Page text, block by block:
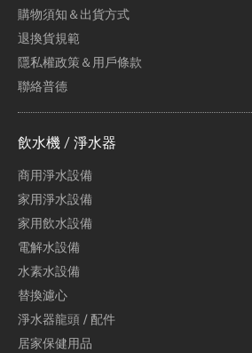
購物須知＆出貨方式
退換貨規範
隱私權政策＆用戶條款
聯絡普德
飲水機 / 淨水器
商用淨水設備
家用淨水設備
家用飲水設備
電解水設備
水素水設備
替換濾心
淨水器龍頭 / 配件
居家保健用品